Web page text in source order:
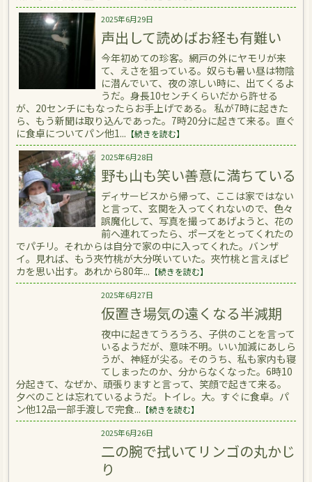
2025年6月29日
声出して読めばお経も有難い
今年初めての珍客。網戸の外にヤモリが来
て、えさを狙っている。奴らも暑い昼は物陰
に潜んでいて、夜の涼しい時に、出てくるよ
うだ。身長10センチくらいだから許せる
が、20センチにもなったらお手上げである。 私が7時に起きた
ら、もう新聞は取り込んであった。7時20分に起きて来る。直ぐ
に食卓についてパン他1... 【続きを読む】
2025年6月28日
野も山も笑い善意に満ちている
ディサービスから帰って、ここは家ではない
と言って、玄関を入ってくれないので、色々
誤魔化して、写真を撮ってあげようと、花の
前へ連れてったら、ポーズをとってくれたの
でパチリ。それからは自分で家の中に入ってくれた。バンザ
イ。見れば、もう夾竹桃が大分咲いていた。夾竹桃と言えばピ
カを思い出す。あれから80年... 【続きを読む】
2025年6月27日
仮置き場気の遠くなる半減期
夜中に起きてうろうろ、子供のことを言って
いるようだが、意味不明。いい加減にあしら
うが、神経が尖る。そのうち、私も家内も寝
てしまったのか、分からなくなった。6時10
分起きて、なぜか、頑張りますと言って、笑顔で起きて来る。
夕べのことは忘れているようだ。トイレ。大。すぐに食卓。パ
ン他12品一部手渡しで完食... 【続きを読む】
2025年6月26日
二の腕で拭いてリンゴの丸かじ
り